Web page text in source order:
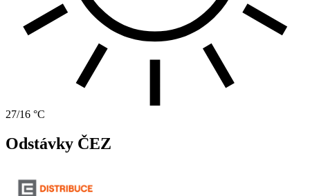
27/16 °C
Odstávky ČEZ